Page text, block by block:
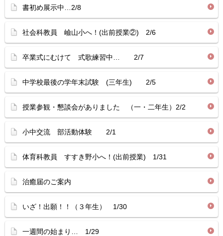
書初め展示中…2/8
社会科教員 嶮山小へ！(出前授業②) 2/6
卒業式にむけて 式歌練習中… 2/7
中学校最後の学年末試験 (三年生) 2/5
授業参観・懇談会がありました （一・二年生）2/2
小中交流 部活動体験 2/1
体育科教員 すすき野小へ！(出前授業) 1/31
治癒届のご案内
いざ！出願！！（３年生） 1/30
一週間の始まり… 1/29